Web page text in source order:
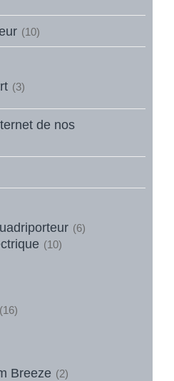
(10)
(3)
de nos
(6)
(10)
(16)
Breeze (2)